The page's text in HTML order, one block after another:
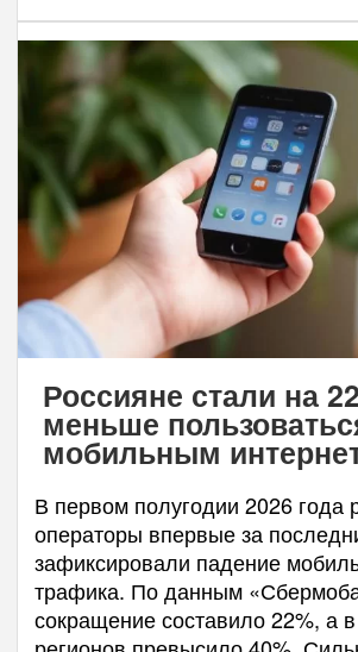
Россияне стали на
меньше
мобильным
В первом полугодии 2026 года
операторы впервые за
зафиксировали падение
трафика. По данным
сокращение составило 22%, а